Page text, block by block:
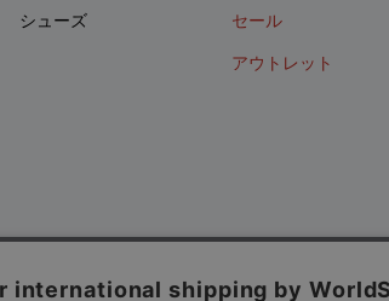
シューズ
セール
アウトレット